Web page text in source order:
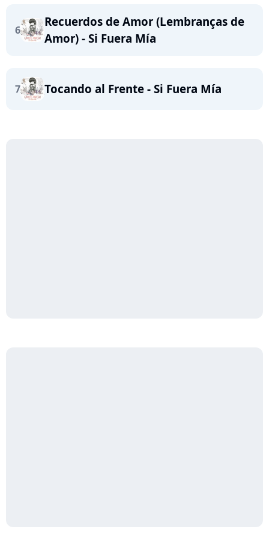
6
Recuerdos de Amor (Lembranças de
Amor) - Si Fuera Mía
7 Tocando al Frente - Si Fuera Mía